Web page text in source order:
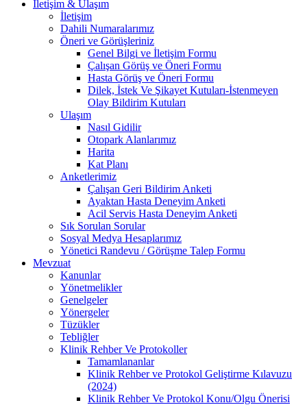
İletişim & Ulaşım
İletişim
Dahili Numaralarımız
Öneri ve Görüşleriniz
Genel Bilgi ve İletişim Formu
Çalışan Görüş ve Öneri Formu
Hasta Görüş ve Öneri Formu
Dilek, İstek Ve Şikayet Kutuları-İstenmeyen
Olay Bildirim Kutuları
Ulaşım
Nasıl Gidilir
Otopark Alanlarımız
Harita
Kat Planı
Anketlerimiz
Çalışan Geri Bildirim Anketi
Ayaktan Hasta Deneyim Anketi
Acil Servis Hasta Deneyim Anketi
Sık Sorulan Sorular
Sosyal Medya Hesaplarımız
Yönetici Randevu / Görüşme Talep Formu
Mevzuat
Kanunlar
Yönetmelikler
Genelgeler
Yönergeler
Tüzükler
Tebliğler
Klinik Rehber Ve Protokoller
Tamamlananlar
Klinik Rehber ve Protokol Geliştirme Kılavuzu
(2024)
Klinik Rehber Ve Protokol Konu/Olgu Önerisi